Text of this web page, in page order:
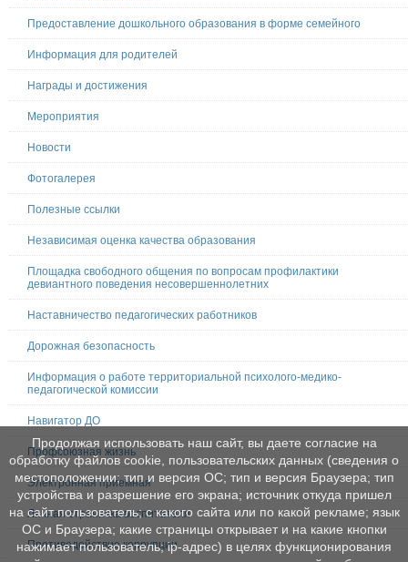
Предоставление дошкольного образования в форме семейного
Информация для родителей
Награды и достижения
Мероприятия
Новости
Фотогалерея
Полезные ссылки
Независимая оценка качества образования
Площадка свободного общения по вопросам профилактики
девиантного поведения несовершеннолетних
Наставничество педагогических работников
Дорожная безопасность
Информация о работе территориальной психолого-медико-
педагогической комиссии
Навигатор ДО
Профсоюзная жизнь
Электронная приемная
Личная страничка воспитателя
Противодействие коррупции
Продолжая использовать наш сайт, вы даете согласие на
обработку файлов cookie, пользовательских данных (сведения о
местоположении; тип и версия ОС; тип и версия Браузера; тип
устройства и разрешение его экрана; источник откуда пришел
на сайт пользователь; с какого сайта или по какой рекламе; язык
ОС и Браузера; какие страницы открывает и на какие кнопки
нажимает пользователь; ip-адрес) в целях функционирования